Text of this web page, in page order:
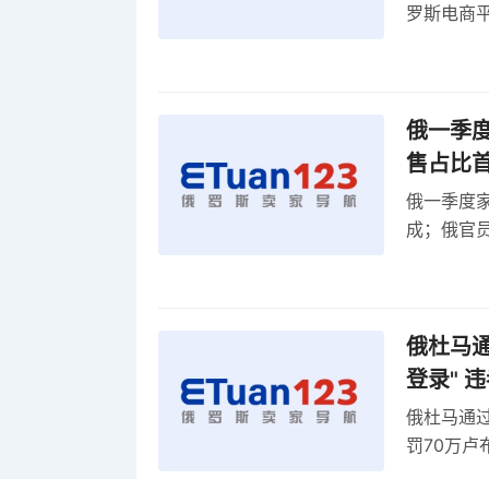
罗斯电商
俄一季
售占比
俄一季度
成；俄官
俄杜马
登录"
俄杜马通
罚70万卢